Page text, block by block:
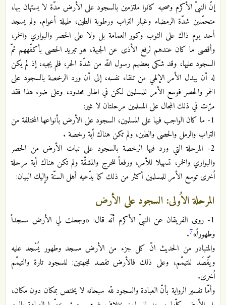
إنّ النبىّ الأكرم وصحبه كانوا ملتزمين بالسجود على الأرض مدّة لا يستهان بها،
متحمّلين شدّة الرمضاء وغبار التراب ورطوبة الطين، طيلة أعوام. ولم يسجد
أحد يوم ذاك على الثوب وكور العمامة بل ولا على الحصر والبواري والخمر،
وأقصى ما كان عندهم لرفع الأذى عن الجبهة، هو تبريد الحصى بأكفّههم ثمّ
السجود عليها، وقد شكى بعضهم رسول اللّه من شدّة الحر، فلم يجبه، إذ لم يكن
له أن يبدل الأمر الإلهي من تلقاء نفسه، إلى أن ورد الرخصة بالسجود على
الخمر والحصر فوسع الأمر للمسلمين لكن في اطار محدود، وعلى ضوء هذا فقد
مرّت في ذلك المجال على المسلمين مرحلتان لا غير:
1- ما كان الواجب فيها على المسلمين، السجود على الأرض بأنواعها المختلفة من
التراب والرمل والحصى والطين، ولم تكن هناك أية رخصة .
2- المرحلة التي ورد فيها الرخصة بالسجود على نبات الأرض من الحصر
والبواري والخمر، تسهيلا للأمر، ورفعاً للحرج والمشقّة ولم تكن هناك أية مرحلة
اُخرى توسع الأمر للمسلمين أكثر من ذلك كما يدّعيه أهل السنّة وإليك البيان:
المرحلة الاُولى: السجود على الأرض
1- روى الفريقان عن النبىّ الأكرم أنّه قال: «وجعلت لي الأرض مسجداً
وطهوراً»7
.
والمتبادر من الحديث انّ كل جزء من الأرض مسجد وطهور يُسْجد عليه
ويُقْصَد للتيمّم، وعلى ذلك فالأرض تقصد للجهتين: للسجود تارة والتيمّم
اُخرى.
وأمّا تفسير الرواية بأنّ العبادة والسجود للّه سبحانه لا يختص بمكان دون مكان،